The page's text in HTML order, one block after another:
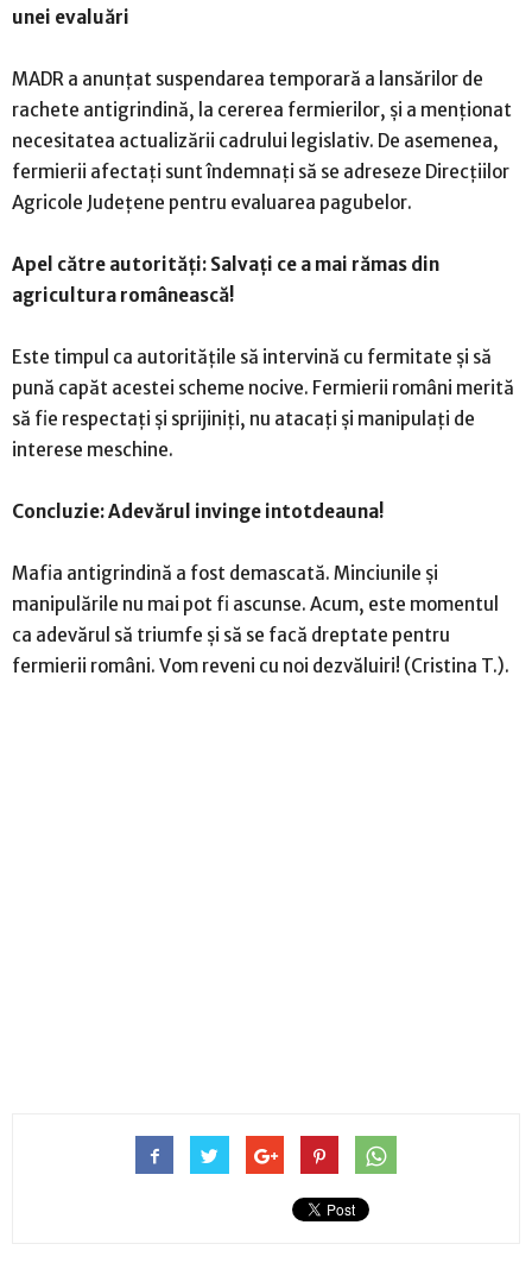
unei evaluări
MADR a anunțat suspendarea temporară a lansărilor de
rachete antigrindină, la cererea fermierilor, și a menționat
necesitatea actualizării cadrului legislativ. De asemenea,
fermierii afectați sunt îndemnați să se adreseze Direcțiilor
Agricole Județene pentru evaluarea pagubelor.
Apel către autorități: Salvați ce a mai rămas din
agricultura românească!
Este timpul ca autoritățile să intervină cu fermitate și să
pună capăt acestei scheme nocive. Fermierii români merită
să fie respectați și sprijiniți, nu atacați și manipulați de
interese meschine.
Concluzie: Adevărul invinge intotdeauna!
Mafia antigrindină a fost demascată. Minciunile și
manipulările nu mai pot fi ascunse. Acum, este momentul
ca adevărul să triumfe și să se facă dreptate pentru
fermierii români. Vom reveni cu noi dezvăluiri! (Cristina T.).